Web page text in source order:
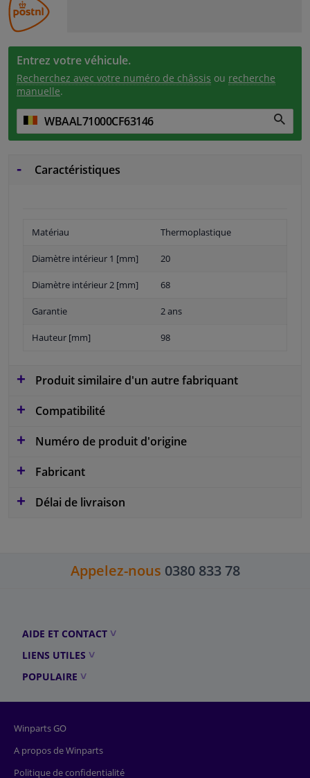
Entrez votre véhicule.
Recherchez avec votre numéro de châssis ou recherche
manuelle.
Caractéristiques
Matériau Thermoplastique
Diamètre intérieur 1 [mm] 20
Diamètre intérieur 2 [mm] 68
Garantie 2 ans
Hauteur [mm] 98
Produit similaire d'un autre fabriquant
Compatibilité
Numéro de produit d'origine
Fabricant
Délai de livraison
Appelez-nous 0380 833 78
AIDE ET CONTACT
LIENS UTILES
POPULAIRE
Winparts GO
A propos de Winparts
Politique de confidentialité